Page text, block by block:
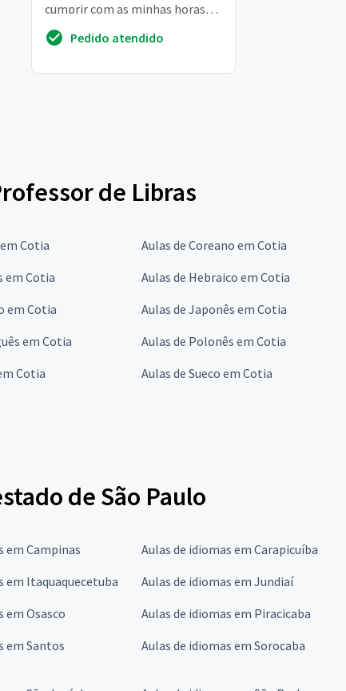
cumprir com as minhas horas
Pedido atendido
de Libras
Cotia Aulas de Coreano em Cotia
em Cotia Aulas de Hebraico em Cotia
em Cotia Aulas de Japonês em Cotia
em Cotia Aulas de Polonês em Cotia
Cotia Aulas de Sueco em Cotia
de São Paulo
em Campinas Aulas de idiomas em Carapicuíba
em Itaquaquecetuba Aulas de idiomas em Jundiaí
em Osasco Aulas de idiomas em Piracicaba
em Santos Aulas de idiomas em Sorocaba